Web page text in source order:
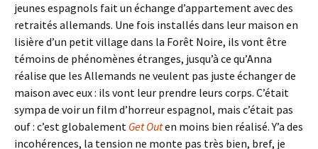
jeunes espagnols fait un échange d’appartement avec des
retraités allemands. Une fois installés dans leur maison en
lisière d’un petit village dans la Forêt Noire, ils vont être
témoins de phénomènes étranges, jusqu’à ce qu’Anna
réalise que les Allemands ne veulent pas juste échanger de
maison avec eux : ils vont leur prendre leurs corps. C’était
sympa de voir un film d’horreur espagnol, mais c’était pas
ouf : c’est globalement Get Outen moins bien réalisé. Y’a des
incohérences, la tension ne monte pas très bien, bref, je